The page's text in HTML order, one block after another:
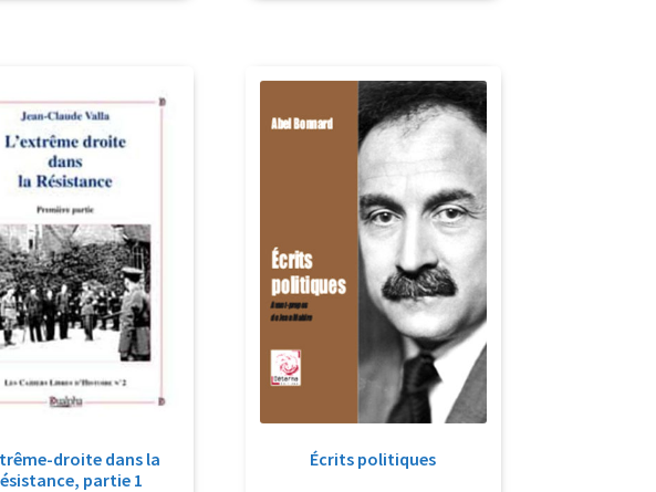
droite dans la
partie 1
Écrits politiques